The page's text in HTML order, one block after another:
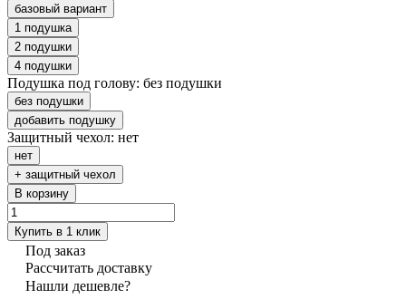
базовый вариант
1 подушка
2 подушки
4 подушки
Подушка под голову: без подушки
без подушки
добавить подушку
Защитный чехол: нет
нет
+ защитный чехол
В корзину
Купить в 1 клик
Под заказ
Рассчитать доставку
Нашли дешевле?